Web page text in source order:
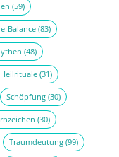
(59)
Balance(83)
(48)
(31)
Schöpfung(30)
(30)
Traumdeutung(99)